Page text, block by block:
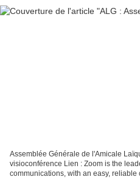
Assemblée Générale de l'Amicale
visioconférence Lien : Zoom is the
communications, with an easy,